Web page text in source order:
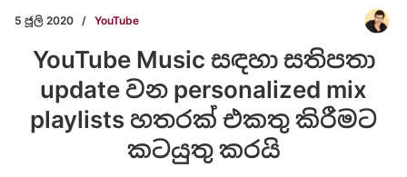
5 ජූලි 2020 / YouTube
YouTube Music සඳහා සතිපතා
update වන personalized mix
playlists හතරක් එකතු කිරීමට
කටයුතු කරයි